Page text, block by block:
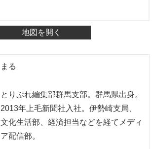
地図を開く
まる
とりぷれ編集部群馬支部。群馬県出身。
2013年上毛新聞社入社。伊勢崎支局、
文化生活部、経済担当などを経てメディ
ア配信部。